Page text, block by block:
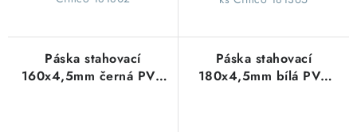
Páska stahovací
160x4,5mm černá PVC
Páska stahovací
180x4,5mm bílá PVC